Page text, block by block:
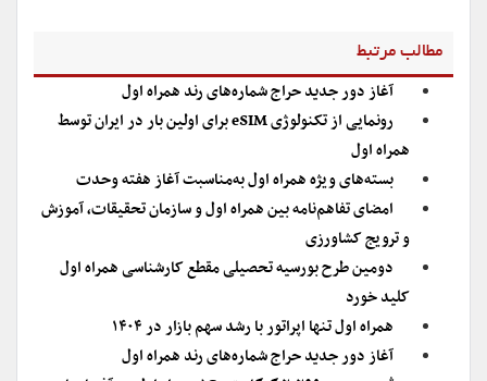
مطالب مرتبط
آغاز دور جدید حراج شماره‌های رند همراه اول
رونمایی از تکنولوژی eSIM برای اولین بار در ایران توسط
همراه اول
بسته‌های ویژه همراه اول به‌مناسبت آغاز هفته وحدت
امضای تفاهم‌نامه بین‌ همراه اول و سازمان تحقیقات، آموزش
و ترویج کشاورزی
دومین طرح بورسیه تحصیلی مقطع کارشناسی همراه اول
کلید خورد
همراه اول تنها اپراتور با رشد سهم بازار در ۱۴۰۴
آغاز دور جدید حراج شماره‌های رند همراه اول